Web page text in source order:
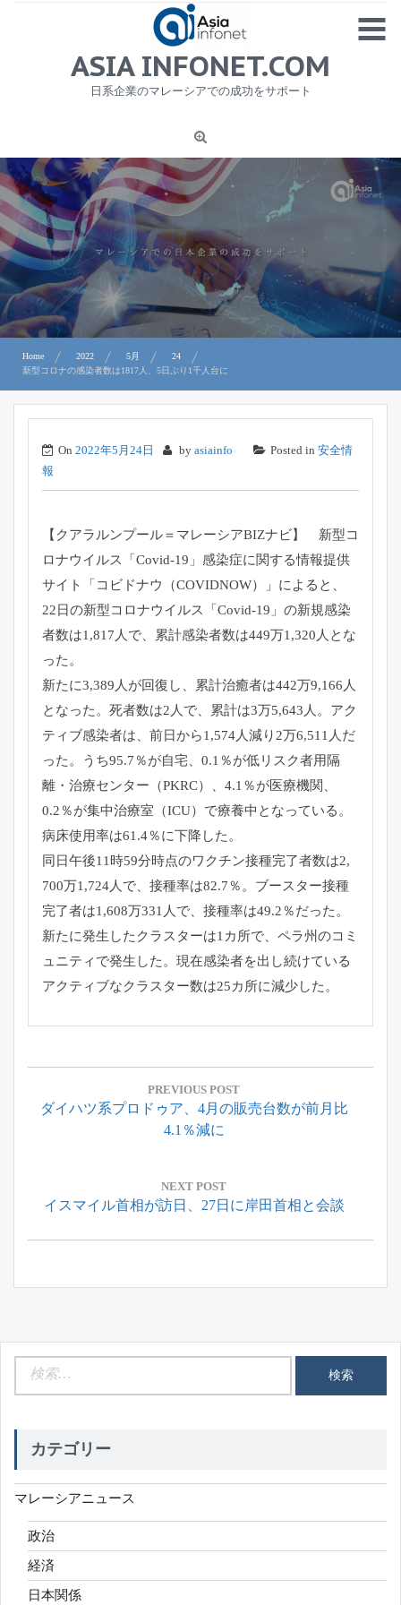
MENU
1
ニュース
労務サービス
プライバシーポリシー及び著作権について
お問合せ
ASIA INFONET.COM
日系企業のマレーシアでの成功をサポート
Home 2022 5月
24
新型コロナの感染者数は1817人、5日ぶり1千人台に
On 2022年5月24日 by asiainfo Posted in 安全情
報
【クアラルンプール＝マレーシアBIZナビ】 新型コ
ロナウイルス「Covid-19」 感染症に関する情報提供
サイト「コビドナウ（COVIDNOW）
」によると、
22日の新型コロナウイルス「Covid-19」 の新規感染
者数は1,817人で、累計感染者数は449万1,320人とな
った。
新たに3,389人が回復し、累計治癒者は442万9,166人
となった。死者数は2人で、累計は3万5,643人。 アク
ティブ感染者は、前日から1,574人減り2万6,511人だ
った。うち95.7％が自宅、0.1％が低リスク者用隔
離・治療センター（PKRC）、4.1％が医療機関、
0.2％が集中治療室（ICU） で療養中となっている。
病床使用率は61.4％に下降した。
同日午後11時59分時点のワクチン接種完了者数は2,
700万1,724人で、接種率は82.7％。 ブースター接種
完了者は1,608万331人で、接種率は49.2％だった。
新たに発生したクラスターは1カ所で、 ペラ州のコミ
ュニティで発生した。 現在感染者を出し続けている
アクティブなクラスター数は25カ所に減少した。
投
ナ
シ
ョ
PREVIOUS POST
Previous
ダイハツ系プロドゥア、4月の販売台数が前月比
4.1％減に
NEXT POST
Next
イスマイル首相が訪日、27日に岸田首相と会談
カテゴリー
マレーシアニュース
政治
経済
日本関係